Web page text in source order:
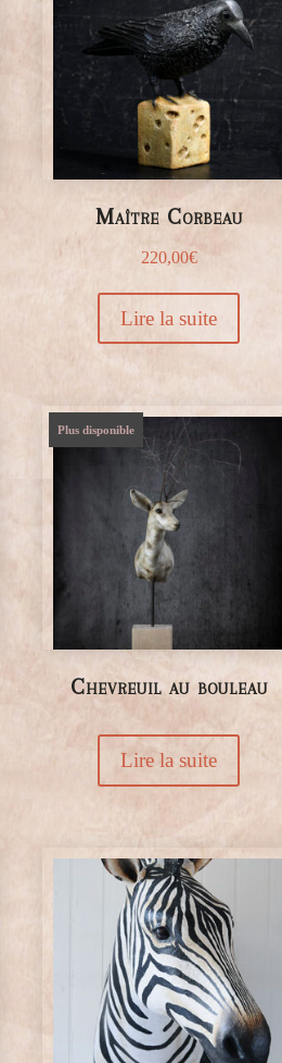
Maître Corbeau
220,00€
Lire la suite
Plus disponible
Chevreuil au bouleau
Lire la suite